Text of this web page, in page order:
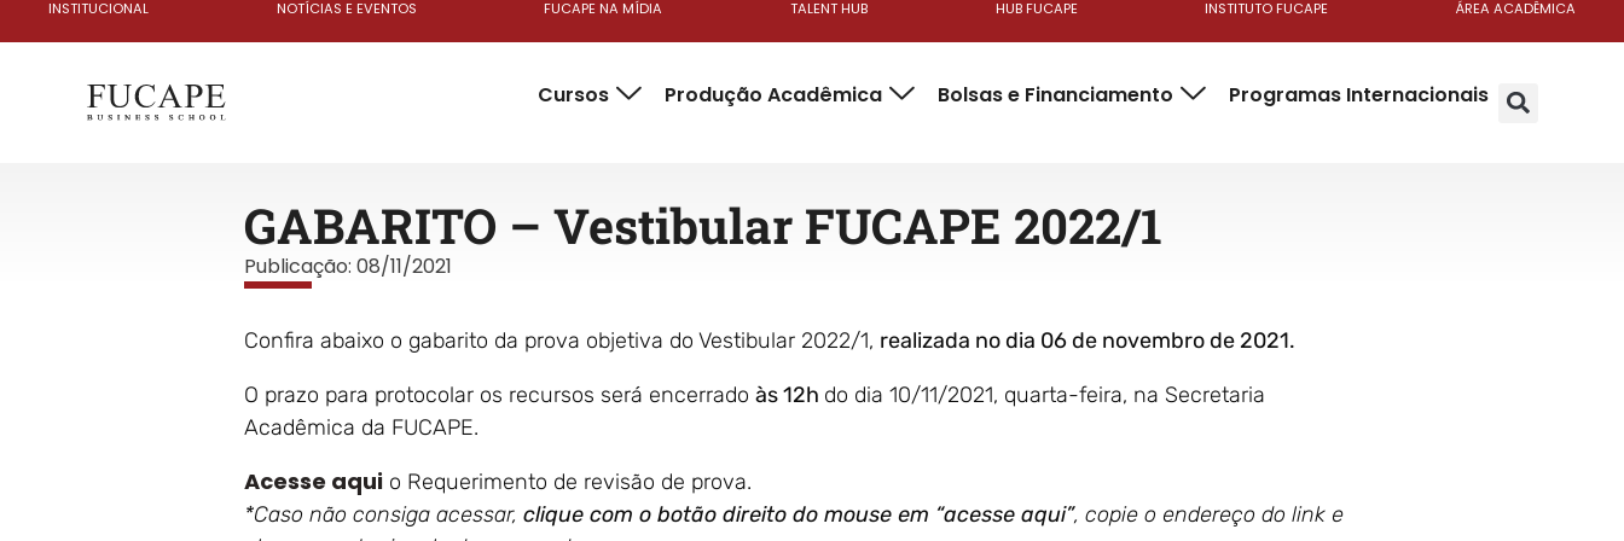
INSTITUCIONAL NOTÍCIAS E EVENTOS FUCAPE NA MÍDIA TALENT HUB HUB FUCAPE INSTITUTO FUCAPE ÁREA ACADÊMICA
Cursos Produção Acadêmica Bolsas e Financiamento Programas Internacionais
GABARITO – Vestibular FUCAPE 2022/1
Publicação: 08/11/2021
Confira abaixo o gabarito da prova objetiva do Vestibular 2022/1, realizada no dia 06 de novembro de 2021.
O prazo para protocolar os recursos será encerrado às 12h do dia 10/11/2021, quarta-feira, na Secretaria
Acadêmica da FUCAPE.
Acesse aquio Requerimento de revisão de prova.
*Caso não consiga acessar, clique com o botão direito do mouse em “acesse aqui”, copie o endereço do link e